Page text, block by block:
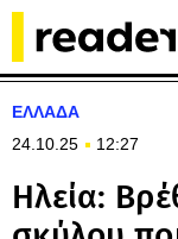
ΕΛΛΑΔΑ
24.10.25
12:27
Ηλεία: